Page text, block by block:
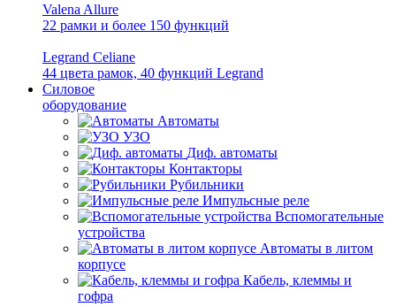
Valena Allure
22 рамки и более 150 функций
Legrand Celiane
44 цвета рамок, 40 функций Legrand
Силовое
оборудование
Автоматы
УЗО
Диф. автоматы
Контакторы
Рубильники
Импульсные реле
Вспомогательные
устройства
Автоматы в литом
корпусе
Кабель, клеммы и
гофра